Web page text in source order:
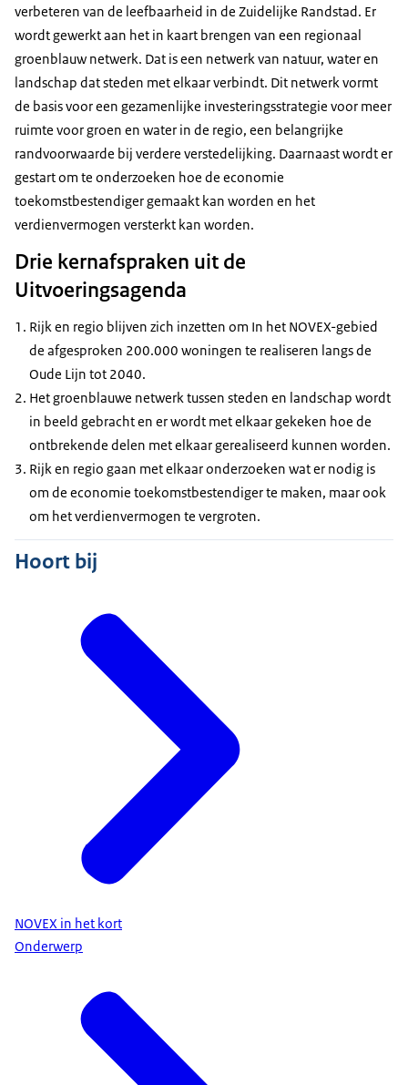
verbeteren van de leefbaarheid in de Zuidelijke Randstad. Er
wordt gewerkt aan het in kaart brengen van een regionaal
groenblauw netwerk. Dat is een netwerk van natuur, water en
landschap dat steden met elkaar verbindt. Dit netwerk vormt
de basis voor een gezamenlijke investeringsstrategie voor meer
ruimte voor groen en water in de regio, een belangrijke
randvoorwaarde bij verdere verstedelijking. Daarnaast wordt er
gestart om te onderzoeken hoe de economie
toekomstbestendiger gemaakt kan worden en het
verdienvermogen versterkt kan worden.
Drie kernafspraken uit de
Uitvoeringsagenda
Rijk en regio blijven zich inzetten om In het NOVEX-gebied
de afgesproken 200.000 woningen te realiseren langs de
Oude Lijn tot 2040.
Het groenblauwe netwerk tussen steden en landschap wordt
in beeld gebracht en er wordt met elkaar gekeken hoe de
ontbrekende delen met elkaar gerealiseerd kunnen worden.
Rijk en regio gaan met elkaar onderzoeken wat er nodig is
om de economie toekomstbestendiger te maken, maar ook
om het verdienvermogen te vergroten.
Hoort bij
NOVEX in het kort
Onderwerp